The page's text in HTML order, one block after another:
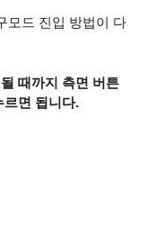
모드 진입 방법이 다
때까지 측면 버튼
르면 됩니다.